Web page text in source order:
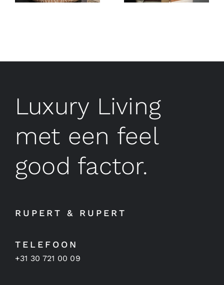
Luxury Living
met een feel
good factor.
RUPERT & RUPERT
TELEFOON
+31 30 721 00 09